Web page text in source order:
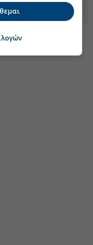
Discover